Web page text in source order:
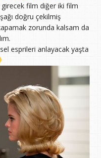
film diğer iki film
doğru çekilmiş
zorunda kalsam da
esprileri anlayacak yaşta